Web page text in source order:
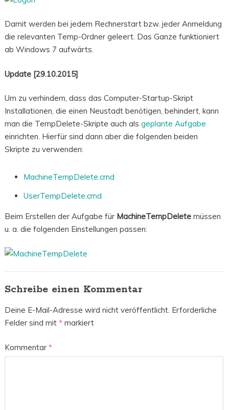
Damit werden bei jedem Rechnerstart bzw. jeder Anmeldung
die relevanten Temp-Ordner geleert. Das Ganze funktioniert
ab Windows 7 aufwärts.
Update [29.10.2015]
Um zu verhindern, dass das Computer-Startup-Skript
Installationen, die einen Neustadt benötigen, behindert, kann
man die TempDelete-Skripte auch als geplante Aufgabe
einrichten. Hierfür sind dann aber die folgenden beiden
Skripte zu verwenden:
MachineTempDelete.cmd
UserTempDelete.cmd
Beim Erstellen der Aufgabe für MachineTempDeletemüssen
u. a. die folgenden Einstellungen passen:
Schreibe einen Kommentar
Deine E-Mail-Adresse wird nicht veröffentlicht. Erforderliche
Felder sind mit *markiert
Kommentar *